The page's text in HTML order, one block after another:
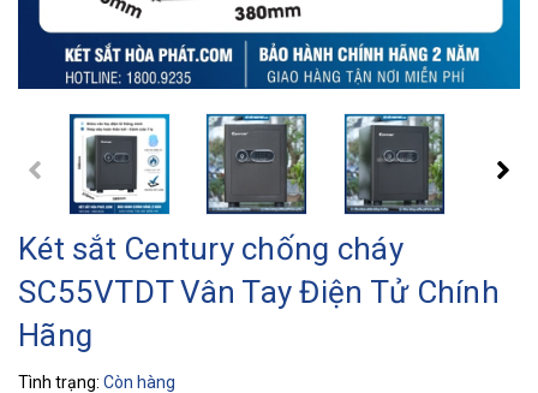
Két sắt Century chống cháy
SC55VTDT Vân Tay Điện Tử Chính
Hãng
Tình trạng: Còn hàng